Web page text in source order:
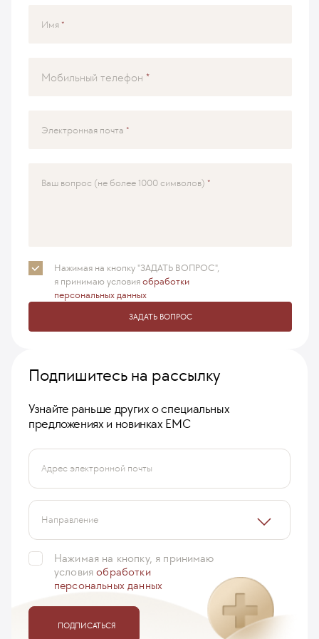
Имя
Мобильный телефон
Электронная почта
Ваш вопрос (не более 1000 символов)
Нажимая на кнопку "ЗАДАТЬ ВОПРОС",
я принимаюусловияобработки
персональных данных
ЗАДАТЬ ВОПРОС
Подпишитесь на рассылку
Узнайте раньше других о специальных
предложениях и новинках ЕМС
Адрес электронной почты
Направление
Нажимая на кнопку, я принимаю
условияобработки
персональных данных
ПОДПИСАТЬСЯ